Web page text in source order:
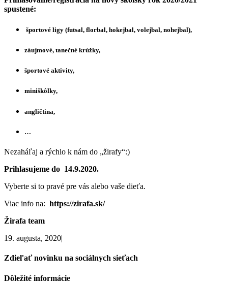
spustené:
športové ligy (futsal, florbal, hokejbal, volejbal, nohejbal),
záujmové, tanečné krúžky,
športové aktivity,
miniškôlky,
angličtina,
…
Nezaháľaj a rýchlo k nám do „žirafy“:)
Prihlasujeme do 14.9.2020.
Vyberte si to pravé pre vás alebo vaše dieťa.
Viac info na: https://zirafa.sk/
Žirafa team
19. augusta, 2020|
Zdieľať novinku na sociálnych sieťach
Facebook
X
LinkedIn
Pinterest
Email
Dôležité informácie